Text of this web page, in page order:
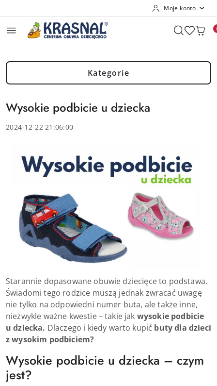
Moje konto
Kategorie
Wysokie podbicie u dziecka
2024-12-22 21:06:00
Starannie dopasowane obuwie dziecięce to podstawa.
Świadomi tego rodzice muszą jednak zwracać uwagę
nie tylko na odpowiedni numer buta, ale także inne,
niezwykle ważne kwestie – takie jak wysokie podbicie
u dziecka. Dlaczego i kiedy warto kupić buty dla dzieci
z wysokim podbiciem?
Wysokie podbicie u dziecka – czym
jest?